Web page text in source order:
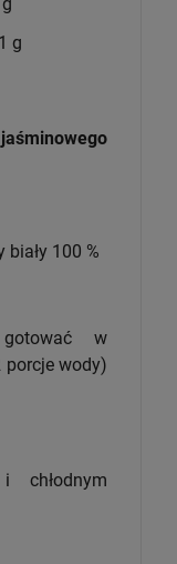
g
100 %
w
porcje wody)
chłodnym